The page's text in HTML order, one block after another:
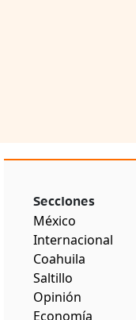
Secciones
México
Internacional
Coahuila
Saltillo
Opinión
Economía